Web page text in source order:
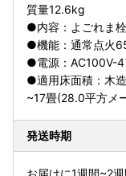
質量12.6kg
●内容：よごれま
●機能：通常点火
●電源：AC100V-4
●適用床面積：木
~17畳(28.0平方メ
発送時期